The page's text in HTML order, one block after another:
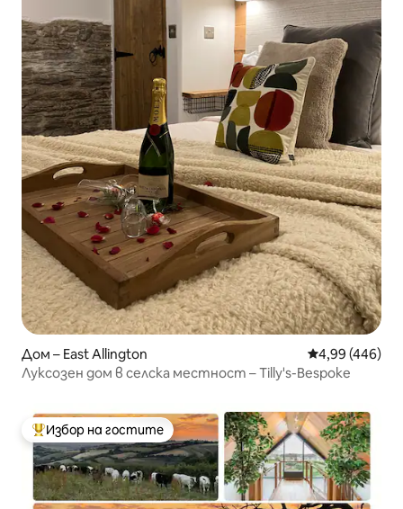
Дом – East Allington Средна
4,99 (446)
Луксозен дом в селска местност – Tilly's-Bespoke
Най-популярен избор на гостите
Избор на гостите